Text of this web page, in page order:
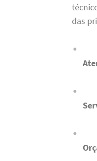
das